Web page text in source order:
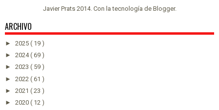
Javier Prats 2014. Con la tecnología de Blogger.
ARCHIVO
► 2025 ( 19 )
► 2024( 69 )
► 2023 ( 59 )
► 2022 ( 61 )
► 2021 ( 23 )
► 2020 ( 12 )